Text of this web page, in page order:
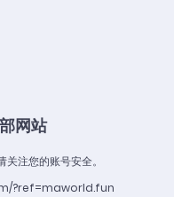
网站
注您的账号安全。
?ref=maworld.fun